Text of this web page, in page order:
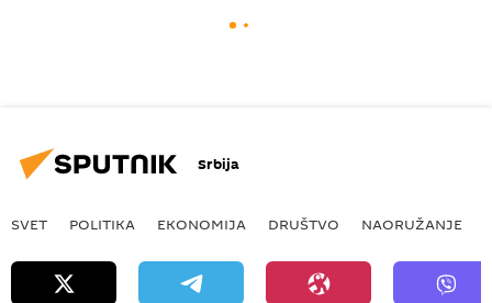
Srbija
SVET POLITIKA EKONOMIJA DRUŠTVO NAORUŽANJE